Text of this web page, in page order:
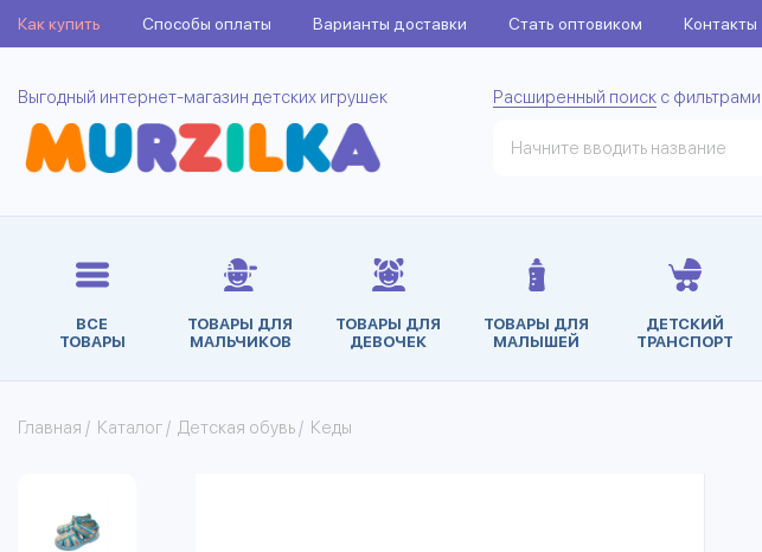
Как купить Способы оплаты Варианты доставки Стать оптовиком Контакты
Выгодный интернет-магазин детских игрушек Расширенный поиск с фильтрами
ВСЕ
ТОВАРЫ
ТОВАРЫ ДЛЯ
МАЛЬЧИКОВ
ТОВАРЫ ДЛЯ
ДЕВОЧЕК
ТОВАРЫ ДЛЯ
МАЛЫШЕЙ
ДЕТСКИЙ
ТРАНСПОРТ
Главная / Каталог / Детская обувь / Кеды